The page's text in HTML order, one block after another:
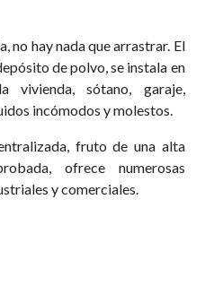
no hay nada que arrastrar. El
de polvo, se instala en
vivienda, sótano, garaje,
incómodos y molestos.
fruto de una alta
ofrece numerosas
y comerciales.